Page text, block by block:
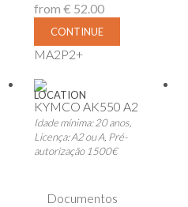
from € 52.00
CONTINUE
MA2P2+
LOCATION
KYMCO AK550 A2
Idade mínima: 20 anos,
Licença: A2 ou A, Pré-
autorização 1500€
Documentos